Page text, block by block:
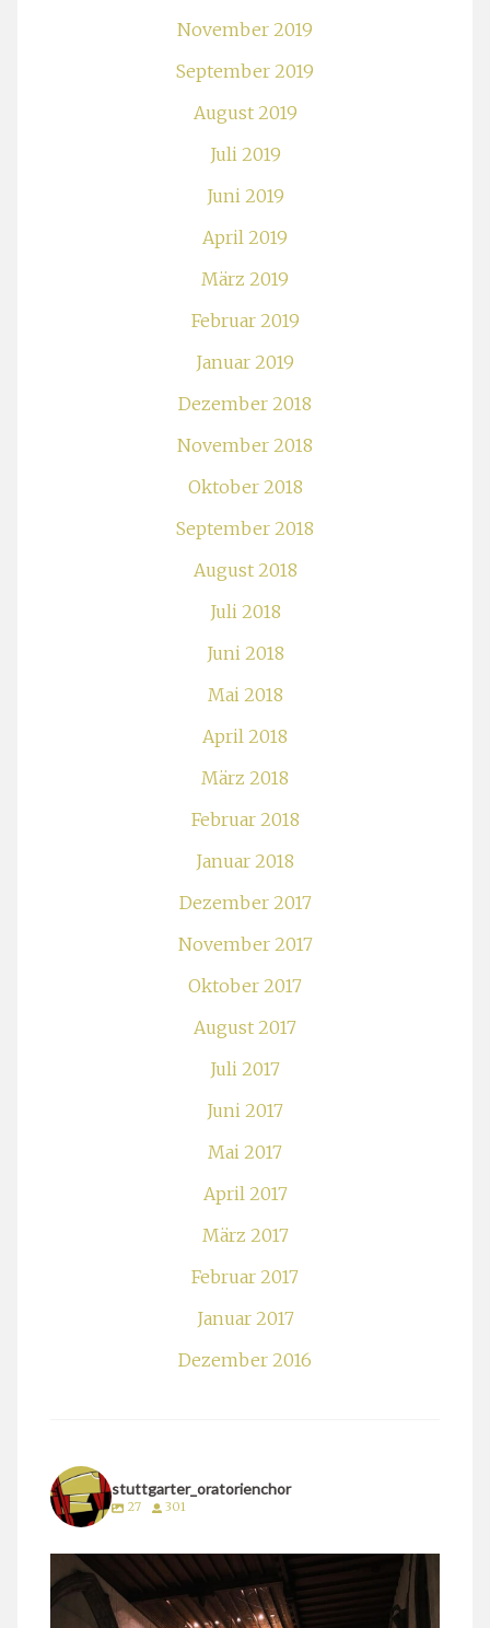
November 2019
September 2019
August 2019
Juli 2019
Juni 2019
April 2019
März 2019
Februar 2019
Januar 2019
Dezember 2018
November 2018
Oktober 2018
September 2018
August 2018
Juli 2018
Juni 2018
Mai 2018
April 2018
März 2018
Februar 2018
Januar 2018
Dezember 2017
November 2017
Oktober 2017
August 2017
Juli 2017
Juni 2017
Mai 2017
April 2017
März 2017
Februar 2017
Januar 2017
Dezember 2016
stuttgarter_oratorienchor
27 301
stuttgarter_oratorienchor
März 24